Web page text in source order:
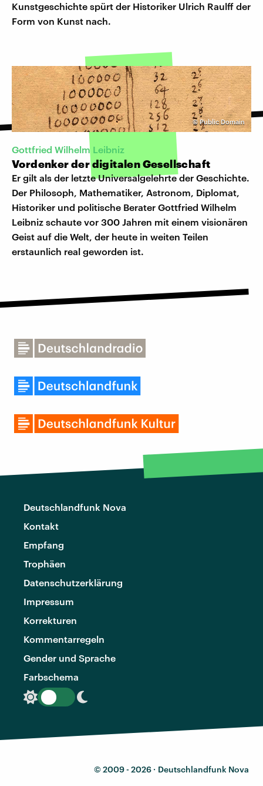
Kunstgeschichte spürt der Historiker Ulrich Raulff der
Form von Kunst nach.
©Public Domain
Gottfried Wilhelm Leibniz
Vordenker der digitalen Gesellschaft
Er gilt als der letzte Universalgelehrte der Geschichte.
Der Philosoph, Mathematiker, Astronom, Diplomat,
Historiker und politische Berater Gottfried Wilhelm
Leibniz schaute vor 300 Jahren mit einem visionären
Geist auf die Welt, der heute in weiten Teilen
erstaunlich real geworden ist.
Deutschlandfunk Nova
Kontakt
Empfang
Trophäen
Datenschutzerklärung
Impressum
Korrekturen
Kommentarregeln
Gender und Sprache
Farbschema
© 2009 - 2026 · Deutschlandfunk Nova